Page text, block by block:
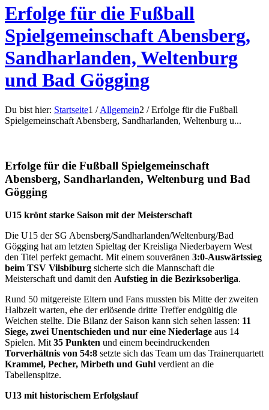
Erfolge für die Fußball
Spielgemeinschaft Abensberg,
Sandharlanden, Weltenburg
und Bad Gögging
Du bist hier: Startseite1 / Allgemein2 / Erfolge für die Fußball
Spielgemeinschaft Abensberg, Sandharlanden, Weltenburg u...
Erfolge für die Fußball Spielgemeinschaft
Abensberg, Sandharlanden, Weltenburg und Bad
Gögging
U15 krönt starke Saison mit der Meisterschaft
Die U15 der SG Abensberg/Sandharlanden/Weltenburg/Bad
Gögging hat am letzten Spieltag der Kreisliga Niederbayern West
den Titel perfekt gemacht. Mit einem souveränen 3:0‑Auswärtssieg
beim TSV Vilsbiburg sicherte sich die Mannschaft die
Meisterschaft und damit den Aufstieg in die Bezirksoberliga.
Rund 50 mitgereiste Eltern und Fans mussten bis Mitte der zweiten
Halbzeit warten, ehe der erlösende dritte Treffer endgültig die
Weichen stellte. Die Bilanz der Saison kann sich sehen lassen: 11
Siege, zwei Unentschieden und nur eine Niederlage aus 14
Spielen. Mit 35 Punkten und einem beeindruckenden
Torverhältnis von 54:8 setzte sich das Team um das Trainerquartett
Krammel, Pecher, Mirbeth und Guhl verdient an die
Tabellenspitze.
U13 mit historischem Erfolgslauf